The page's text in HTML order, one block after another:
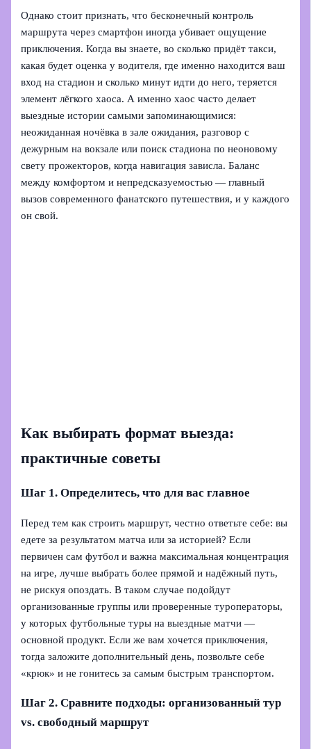
Однако стоит признать, что бесконечный контроль
маршрута через смартфон иногда убивает ощущение
приключения. Когда вы знаете, во сколько придёт такси,
какая будет оценка у водителя, где именно находится ваш
вход на стадион и сколько минут идти до него, теряется
элемент лёгкого хаоса. А именно хаос часто делает
выездные истории самыми запоминающимися:
неожиданная ночёвка в зале ожидания, разговор с
дежурным на вокзале или поиск стадиона по неоновому
свету прожекторов, когда навигация зависла. Баланс
между комфортом и непредсказуемостью — главный
вызов современного фанатского путешествия, и у каждого
он свой.
Как выбирать формат выезда:
практичные советы
Шаг 1. Определитесь, что для вас главное
Перед тем как строить маршрут, честно ответьте себе: вы
едете за результатом матча или за историей? Если
первичен сам футбол и важна максимальная концентрация
на игре, лучше выбрать более прямой и надёжный путь,
не рискуя опоздать. В таком случае подойдут
организованные группы или проверенные туроператоры,
у которых футбольные туры на выездные матчи —
основной продукт. Если же вам хочется приключения,
тогда заложите дополнительный день, позвольте себе
«крюк» и не гонитесь за самым быстрым транспортом.
Шаг 2. Сравните подходы: организованный тур
vs. свободный маршрут